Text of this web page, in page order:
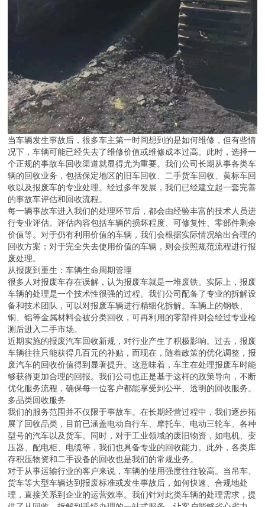
当车辆发生事故后，很多车主第一时间想到的是如何维修，但有些情
况下，车辆可能已经失去了维修价值或维修成本过高。此时，选择一
个正规的事故车回收渠道就显得尤为重要。我们公司长期从事各类车
辆的回收业务，包括保定地区的旧车回收、二手货车回收、黄标车回
收以及报废车的专业处理。经过多年发展，我们已经建立起一套完善
的事故车评估和回收流程。
每一辆事故车进入我们的处理环节后，都会由经验丰富的技术人员进
行专业评估。评估内容包括车辆的损坏程度、可修复性、零部件剩余
价值等。对于仍有利用价值的车辆，我们会根据实际情况给出合理的
回收方案；对于完全失去使用价值的车辆，则会按照规范流程进行报
废处理。
从报废到重生：车辆生命周期管理
很多人对报废车存在误解，认为报废车就是一堆废铁。实际上，报废
车辆的处理是一个技术性很强的过程。我们公司配备了专业的拆解设
备和技术团队，可以对报废车辆进行精细化拆解。车辆上的钢铁、
铜、铝等金属材料会被分类回收，可再利用的零部件则会经过专业检
测后进入二手市场。
近期实施的报废汽车回收新规，对行业产生了积极影响。过去，报废
车辆往往只能获得几百元的补贴，而现在，随着政策的优化调整，报
废汽车的回收价值得到显著提升。这意味着，车主在处理报废车时能
够获得更加合理的回报。我们公司也正是基于这样的政策导向，不断
优化服务流程，确保每一位客户都能享受到公平、透明的回收服务。
多品类回收服务
我们的服务范围并不仅限于事故车。在长期经营过程中，我们逐步拓
展了回收品类，目前已涵盖电动自行车、摩托车、电动三轮车、各种
型号的汽车以及货车。同时，对于工业领域的废旧物资，如电机、变
压器、配电柜、电缆等，我们也具备专业的回收能力。此外，各类库
存积压物资和二手设备的回收也是我们的常规业务。
对于从事运输行业的客户来说，车辆的使用强度往往较高。当吊车、
货车等大型车辆达到报废标准或发生事故后，如何快速、合规地处
理，直接关系到企业的运营效率。我们针对此类车辆的处理需求，提